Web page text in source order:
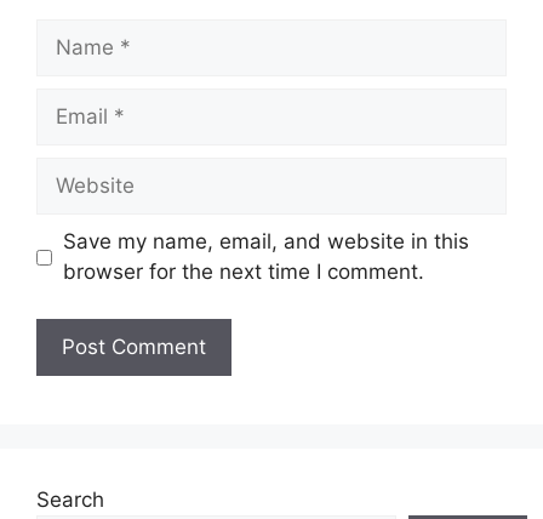
Name
Email
Website
Save my name, email, and website in this
browser for the next time I comment.
Search